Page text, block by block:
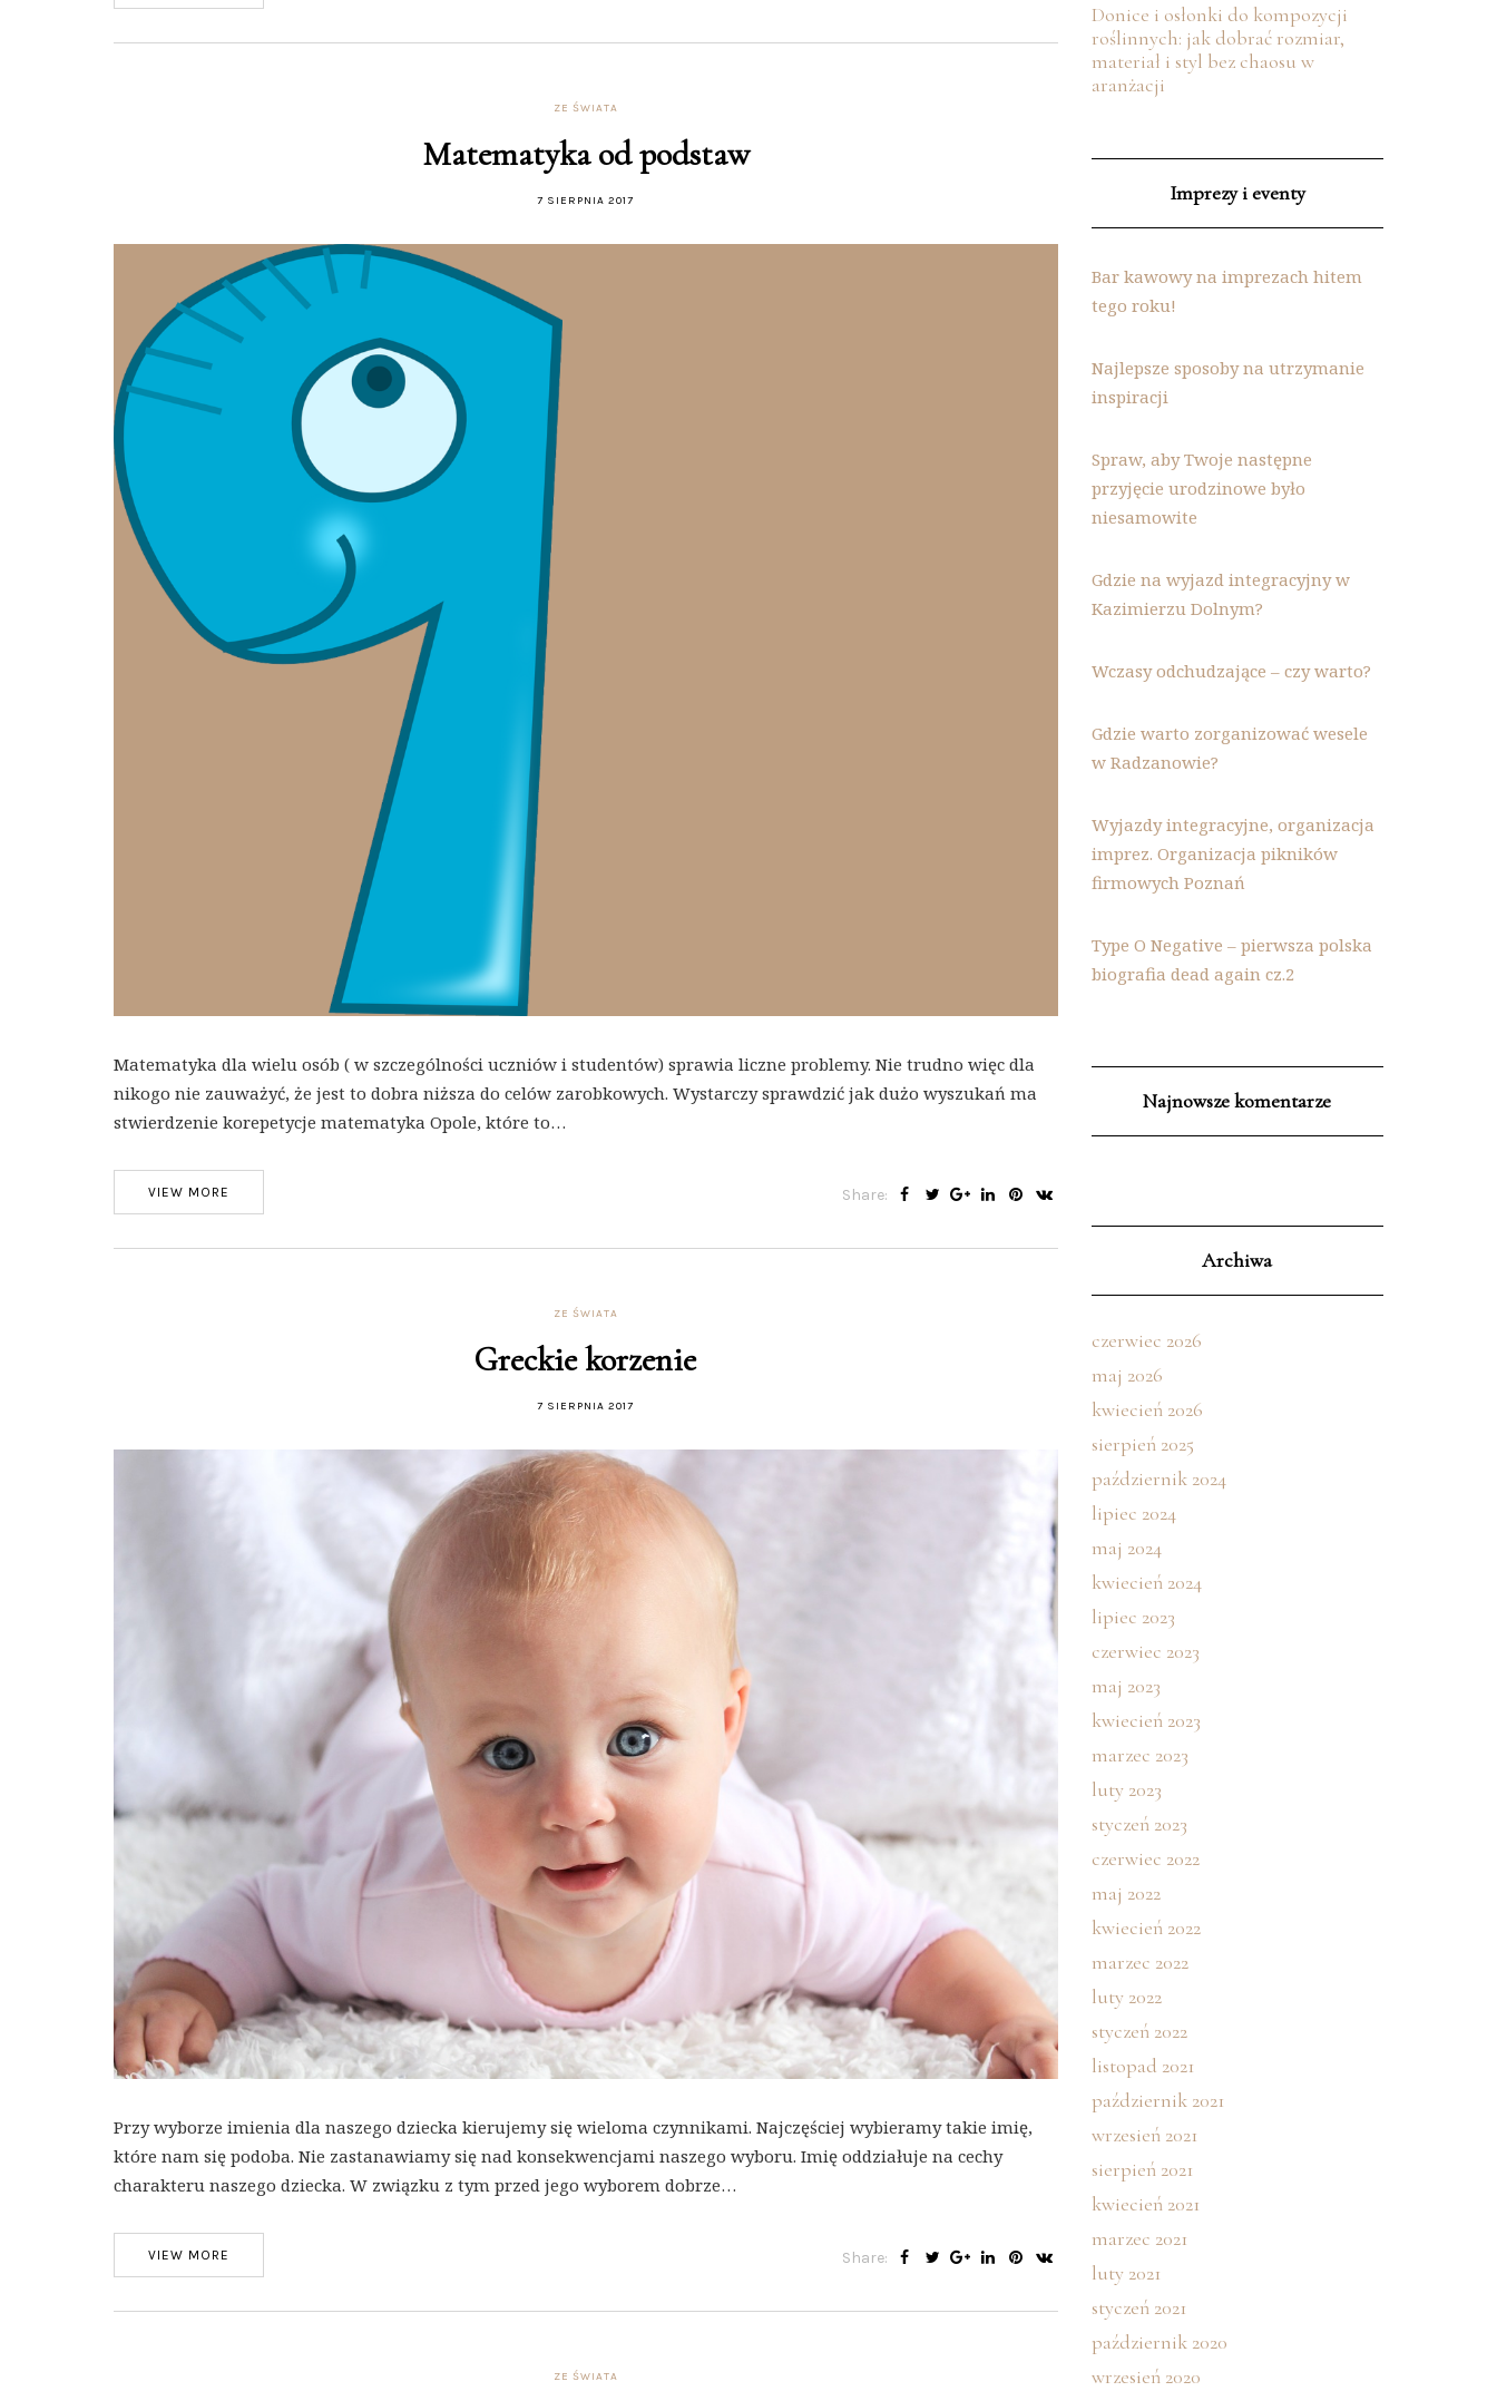
ZE ŚWIATA
Matematyka od podstaw
7 SIERPNIA 2017
Matematyka dla wielu osób ( w szczególności uczniów i studentów) sprawia liczne problemy. Nie trudno więc dla
nikogo nie zauważyć, że jest to dobra niższa do celów zarobkowych. Wystarczy sprawdzić jak dużo wyszukań ma
stwierdzenie korepetycje matematyka Opole, które to…
VIEW MORE Share:
ZE ŚWIATA
Greckie korzenie
7 SIERPNIA 2017
Przy wyborze imienia dla naszego dziecka kierujemy się wieloma czynnikami. Najczęściej wybieramy takie imię,
które nam się podoba. Nie zastanawiamy się nad konsekwencjami naszego wyboru. Imię oddziałuje na cechy
charakteru naszego dziecka. W związku z tym przed jego wyborem dobrze…
VIEW MORE Share:
ZE ŚWIATA
Donice i osłonki do kompozycji
roślinnych: jak dobrać rozmiar,
materiał i styl bez chaosu w
aranżacji
Imprezy i eventy
Bar kawowy na imprezach hitem
tego roku!
Najlepsze sposoby na utrzymanie
inspiracji
Spraw, aby Twoje następne
przyjęcie urodzinowe było
niesamowite
Gdzie na wyjazd integracyjny w
Kazimierzu Dolnym?
Wczasy odchudzające – czy warto?
Gdzie warto zorganizować wesele
w Radzanowie?
Wyjazdy integracyjne, organizacja
imprez. Organizacja pikników
firmowych Poznań
Type O Negative – pierwsza polska
biografia dead again cz.2
Najnowsze komentarze
Archiwa
czerwiec 2026
maj 2026
kwiecień 2026
sierpień 2025
październik 2024
lipiec 2024
maj 2024
kwiecień 2024
lipiec 2023
czerwiec 2023
maj 2023
kwiecień 2023
marzec 2023
luty 2023
styczeń 2023
czerwiec 2022
maj 2022
kwiecień 2022
marzec 2022
luty 2022
styczeń 2022
listopad 2021
październik 2021
wrzesień 2021
sierpień 2021
kwiecień 2021
marzec 2021
luty 2021
styczeń 2021
październik 2020
wrzesień 2020